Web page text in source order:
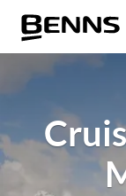
Vis